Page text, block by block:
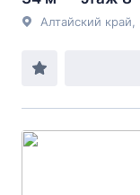
Алтайский край